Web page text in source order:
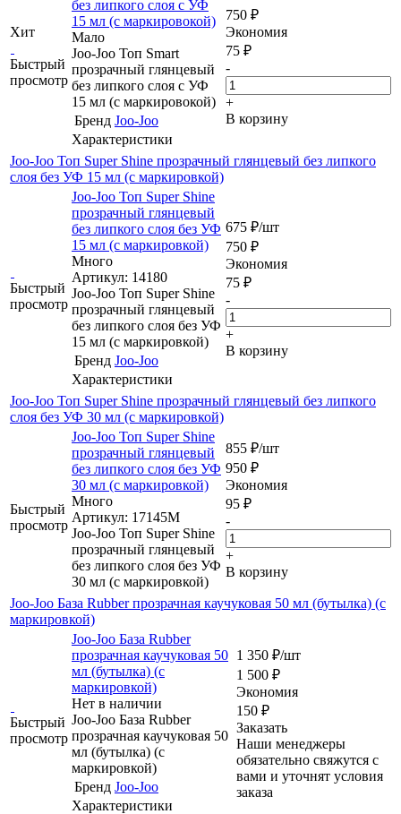
Хит
Быстрый
просмотр
без липкого слоя c УФ
15 мл (с маркировокой)
Мало
Joo-Joo Топ Smart
прозрачный глянцевый
без липкого слоя c УФ
15 мл (с маркировокой)
Бренд Joo-Joo
Характеристики
750 ₽
Экономия
75 ₽
-
+
В корзину
Joo-Joo Топ Super Shine прозрачный глянцевый без липкого
слоя без УФ 15 мл (с маркировкой)
Быстрый
просмотр
Joo-Joo Топ Super Shine
прозрачный глянцевый
без липкого слоя без УФ
15 мл (с маркировкой)
Много
Артикул: 14180
Joo-Joo Топ Super Shine
прозрачный глянцевый
без липкого слоя без УФ
15 мл (с маркировкой)
Бренд Joo-Joo
Характеристики
675 ₽/шт
750 ₽
Экономия
75 ₽
-
+
В корзину
Joo-Joo Топ Super Shine прозрачный глянцевый без липкого
слоя без УФ 30 мл (с маркировкой)
Быстрый
просмотр
Joo-Joo Топ Super Shine
прозрачный глянцевый
без липкого слоя без УФ
30 мл (с маркировкой)
Много
Артикул: 17145М
Joo-Joo Топ Super Shine
прозрачный глянцевый
без липкого слоя без УФ
30 мл (с маркировкой)
855 ₽/шт
950 ₽
Экономия
95 ₽
-
+
В корзину
Joo-Joo База Rubber прозрачная каучуковая 50 мл (бутылка) (с
маркировкой)
Быстрый
просмотр
Joo-Joo База Rubber
прозрачная каучуковая 50
мл (бутылка) (с
маркировкой)
Нет в наличии
Joo-Joo База Rubber
прозрачная каучуковая 50
мл (бутылка) (с
маркировкой)
Бренд Joo-Joo
Характеристики
1 350 ₽/шт
1 500 ₽
Экономия
150 ₽
Заказать
Наши менеджеры
обязательно свяжутся с
вами и уточнят условия
заказа